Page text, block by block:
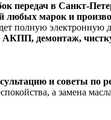
передач в Санкт-
марок и
полную
демонтаж,
и советы по
а замена